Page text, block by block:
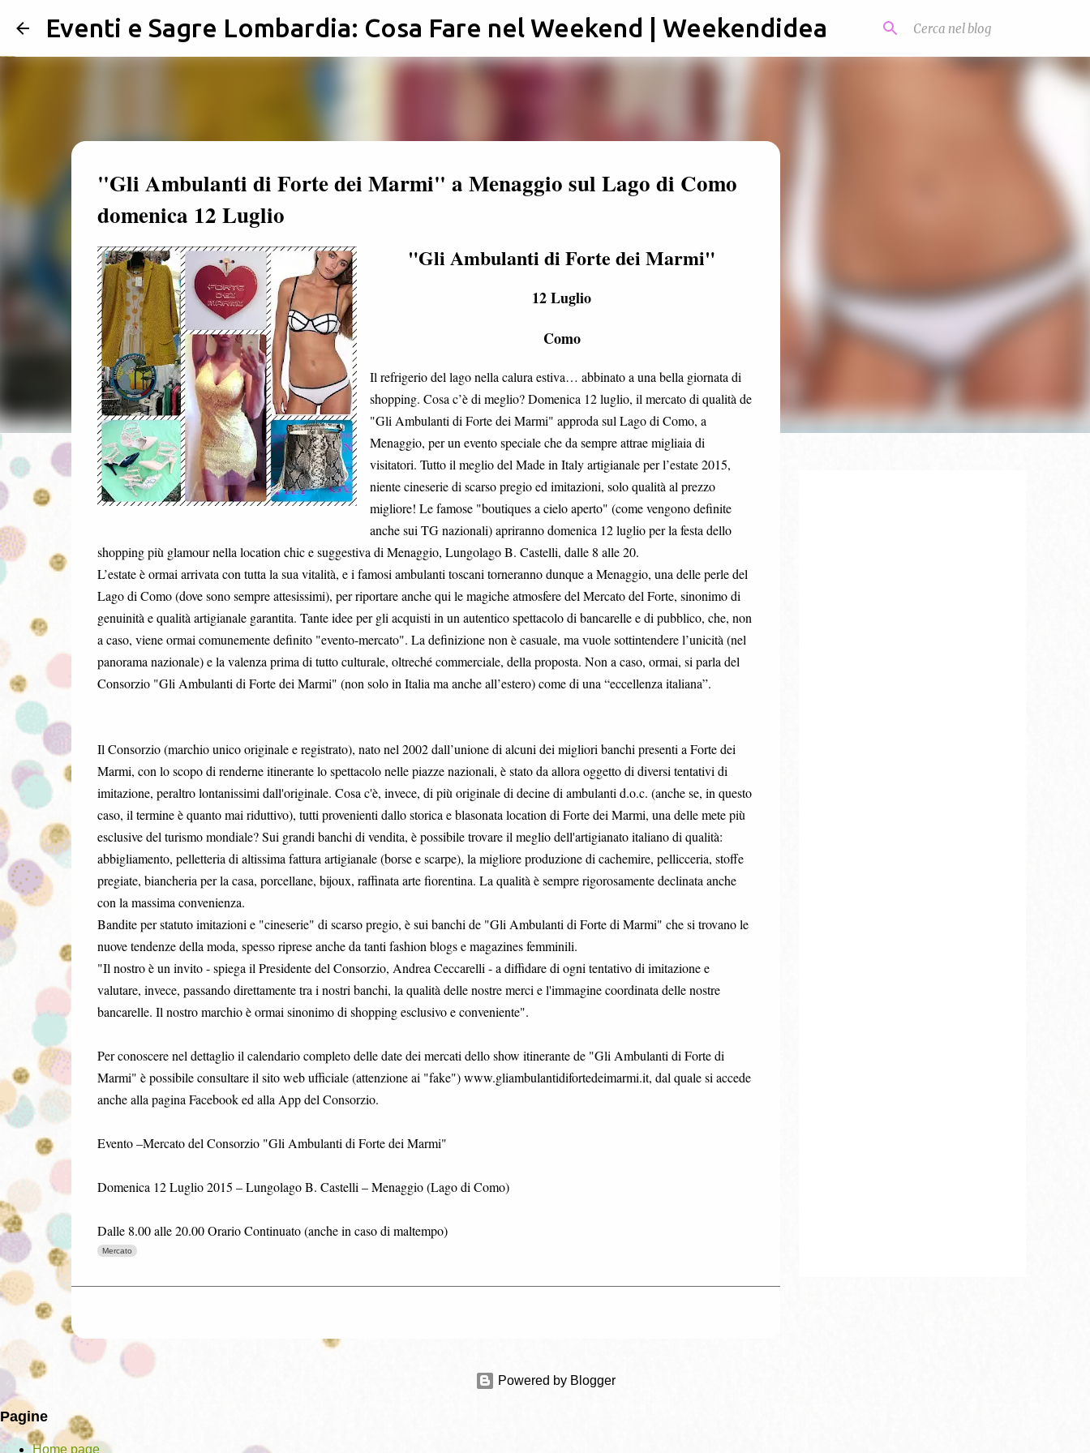
Passa ai contenuti principali
Eventi e Sagre Lombardia: Cosa Fare nel Weekend | Weekendidea
"Gli Ambulanti di Forte dei Marmi" a Menaggio sul Lago di Como
domenica 12 Luglio
"Gli Ambulanti di Forte dei Marmi"
12 Luglio
Como
Il refrigerio del lago nella calura estiva… abbinato a una bella giornata di
shopping. Cosa c’è di meglio? Domenica 12 luglio, il mercato di qualità de
"Gli Ambulanti di Forte dei Marmi" approda sul Lago di Como, a
Menaggio, per un evento speciale che da sempre attrae migliaia di
visitatori. Tutto il meglio del Made in Italy artigianale per l’estate 2015,
niente cineserie di scarso pregio ed imitazioni, solo qualità al prezzo
migliore! Le famose "boutiques a cielo aperto" (come vengono definite
anche sui TG nazionali) apriranno domenica 12 luglio per la festa dello
shopping più glamour nella location chic e suggestiva di Menaggio, Lungolago B. Castelli, dalle 8 alle 20.
L’estate è ormai arrivata con tutta la sua vitalità, e i famosi ambulanti toscani torneranno dunque a Menaggio, una delle perle del
Lago di Como (dove sono sempre attesissimi), per riportare anche qui le magiche atmosfere del Mercato del Forte, sinonimo di
genuinità e qualità artigianale garantita. Tante idee per gli acquisti in un autentico spettacolo di bancarelle e di pubblico, che, non
a caso, viene ormai comunemente definito "evento-mercato". La definizione non è casuale, ma vuole sottintendere l’unicità (nel
panorama nazionale) e la valenza prima di tutto culturale, oltreché commerciale, della proposta. Non a caso, ormai, si parla del
Consorzio "Gli Ambulanti di Forte dei Marmi" (non solo in Italia ma anche all’estero) come di una “eccellenza italiana”.
Il Consorzio (marchio unico originale e registrato), nato nel 2002 dall’unione di alcuni dei migliori banchi presenti a Forte dei
Marmi, con lo scopo di renderne itinerante lo spettacolo nelle piazze nazionali, è stato da allora oggetto di diversi tentativi di
imitazione, peraltro lontanissimi dall'originale. Cosa c'è, invece, di più originale di decine di ambulanti d.o.c. (anche se, in questo
caso, il termine è quanto mai riduttivo), tutti provenienti dallo storica e blasonata location di Forte dei Marmi, una delle mete più
esclusive del turismo mondiale? Sui grandi banchi di vendita, è possibile trovare il meglio dell'artigianato italiano di qualità:
abbigliamento, pelletteria di altissima fattura artigianale (borse e scarpe), la migliore produzione di cachemire, pellicceria, stoffe
pregiate, biancheria per la casa, porcellane, bijoux, raffinata arte fiorentina. La qualità è sempre rigorosamente declinata anche
con la massima convenienza.
Bandite per statuto imitazioni e "cineserie" di scarso pregio, è sui banchi de "Gli Ambulanti di Forte di Marmi" che si trovano le
nuove tendenze della moda, spesso riprese anche da tanti fashion blogs e magazines femminili.
"Il nostro è un invito - spiega il Presidente del Consorzio, Andrea Ceccarelli - a diffidare di ogni tentativo di imitazione e
valutare, invece, passando direttamente tra i nostri banchi, la qualità delle nostre merci e l'immagine coordinata delle nostre
bancarelle. Il nostro marchio è ormai sinonimo di shopping esclusivo e conveniente".
Per conoscere nel dettaglio il calendario completo delle date dei mercati dello show itinerante de "Gli Ambulanti di Forte di
Marmi" è possibile consultare il sito web ufficiale (attenzione ai "fake") www.gliambulantidifortedeimarmi.it, dal quale si accede
anche alla pagina Facebook ed alla App del Consorzio.
Evento –Mercato del Consorzio "Gli Ambulanti di Forte dei Marmi"
Domenica 12 Luglio 2015 – Lungolago B. Castelli – Menaggio (Lago di Como)
Dalle 8.00 alle 20.00 Orario Continuato (anche in caso di maltempo)
Mercato
Powered by Blogger
Pagine
Home page